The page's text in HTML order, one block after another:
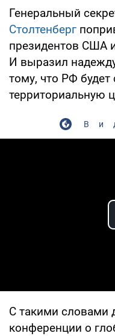
Генеральный
Столтенберг
президентов США
И выразил
тому, что РФ
территориальную
С такими словами
конференции о